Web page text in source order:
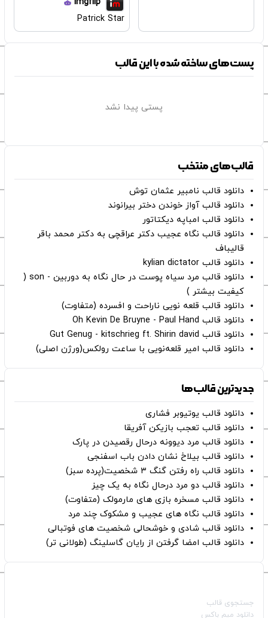
Patrick Star
پست‌های ساخته شده با این قالب
پستی پیدا نشد
قالب‌های منتخب
دانلود قالب نامبیر عثمان ‌توش
دانلود قالب آواز خوندن دختر بیرانوند
دانلود قالب امباپه دیکتاتور
دانلود قالب نگاه عجیب دکتر عراقچی به دکتر محمد باقر
قالیباف
دانلود قالب kylian dictator
دانلود قالب مرد سیاه پوست در حال نگاه به دوربین - son (
کیفیت بیشتر )
دانلود قالب قلعه نویی ناراحت و افسرده (متفاوت)
دانلود قالب Oh Kevin De Bruyne - Paul Hand
دانلود قالب Gut Genug - kitschrieg ft. Shirin david
دانلود قالب امیر قلعه‌نویی با ساعت رولکس(ورژن اصلی)
جدیدترین قالب‌ها
دانلود قالب یوتیوبر فشاری
دانلود قالب تعجب بازیکن آفریقا
دانلود قالب مرد دیوونه درحال رقصیدن در پارک
دانلود قالب بیلاخ نشان دادن باب اسفنجی
دانلود قالب راه رفتن گنگ ۳ شخصیت(پرده سبز)
دانلود قالب دو مرد درحال نگاه به یک چیز
دانلود قالب مسخره بازی های مارمولک (متفاوت)
دانلود قالب نگاه های عجیب و مشکوک چند مرد
دانلود قالب شادی و خوشحالی شخصیت های فوتبالی
دانلود قالب امضا گرفتن از رایان گاسلینگ (طولانی تر)
جستجوی قالب
دانلود میم باکس